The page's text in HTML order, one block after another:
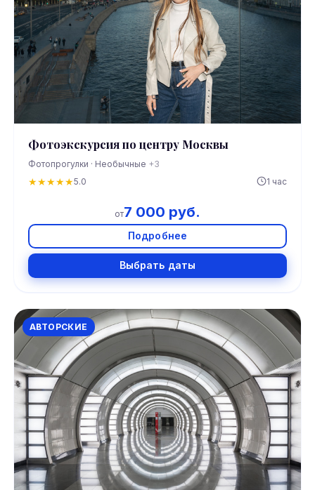
Фотоэкскурсия по центру Москвы
Фотопрогулки · Необычные +3
★★★★★5.0 1 час
от7 000 руб.
Подробнее
Выбрать даты
АВТОРСКИЕ